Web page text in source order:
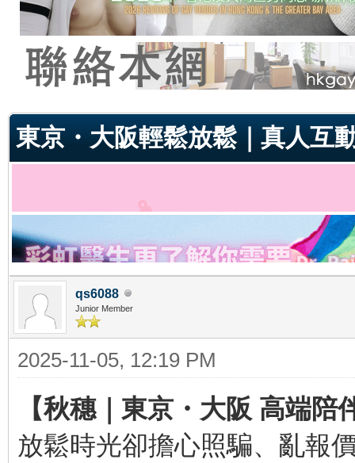
東京・大阪輕鬆放鬆｜真人互
qs6088
Junior Member
2025-11-05, 12:19 PM
【秋穗｜東京・大阪 高端陪
放鬆時光卻擔心照騙、亂報